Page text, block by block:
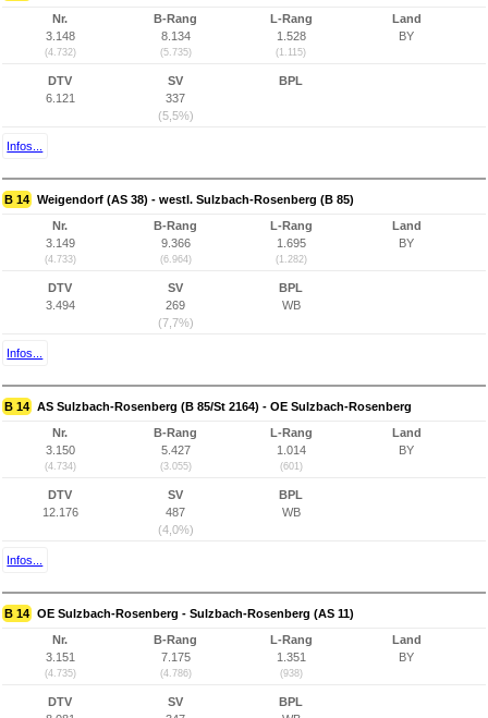
Nr.
3.148
(4.732)
B-Rang
8.134
(5.735)
L-Rang
1.528
(1.115)
Land
BY
DTV
6.121
SV
337
(5,5%)
BPL
Infos...
B 14 Weigendorf (AS 38) - westl. Sulzbach-Rosenberg (B 85)
Nr.
3.149
(4.733)
B-Rang
9.366
(6.964)
L-Rang
1.695
(1.282)
Land
BY
DTV
3.494
SV
269
(7,7%)
BPL
WB
Infos...
B 14 AS Sulzbach-Rosenberg (B 85/St 2164) - OE Sulzbach-Rosenberg
Nr.
3.150
(4.734)
B-Rang
5.427
(3.055)
L-Rang
1.014
(601)
Land
BY
DTV
12.176
SV
487
(4,0%)
BPL
WB
Infos...
B 14 OE Sulzbach-Rosenberg - Sulzbach-Rosenberg (AS 11)
Nr.
3.151
(4.735)
B-Rang
7.175
(4.786)
L-Rang
1.351
(938)
Land
BY
DTV
SV
BPL